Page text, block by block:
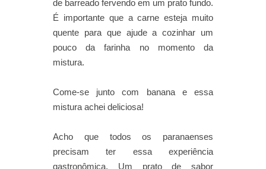
de barreado fervendo em um prato fundo.
É importante que a carne esteja muito
quente para que ajude a cozinhar um
pouco da farinha no momento da
mistura.
Come-se junto com banana e essa
mistura achei deliciosa!
Acho que todos os paranaenses
precisam ter essa experiência
gastronômica. Um prato de sabor